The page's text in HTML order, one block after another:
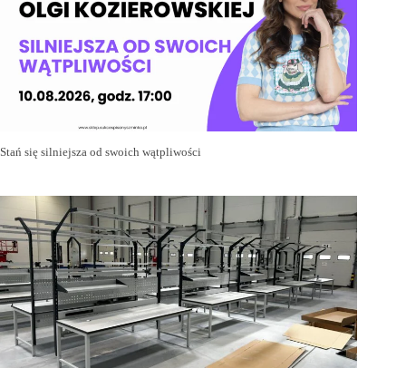
Stań się silniejsza od swoich wątpliwości